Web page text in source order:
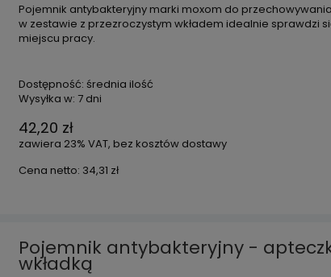
Pojemnik antybakteryjny marki moxom do
w zestawie z przezroczystym wkładem idealnie sprawdzi
miejscu pracy.
Dostępność: średnia ilość
Wysyłka w: 7 dni
42,20 zł
zawiera 23% VAT, bez kosztów dostawy
Cena netto: 34,31 zł
Pojemnik antybakteryjny -
wkładką